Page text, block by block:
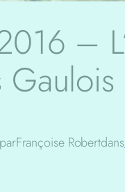
–
parFrançoise Robertdans